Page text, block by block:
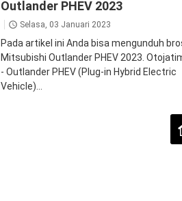
Outlander PHEV 2023
Selasa, 03 Januari 2023
Pada artikel ini Anda bisa mengunduh
Mitsubishi Outlander PHEV 2023.
- Outlander PHEV (Plug-in Hybrid Electric
Vehicle)...